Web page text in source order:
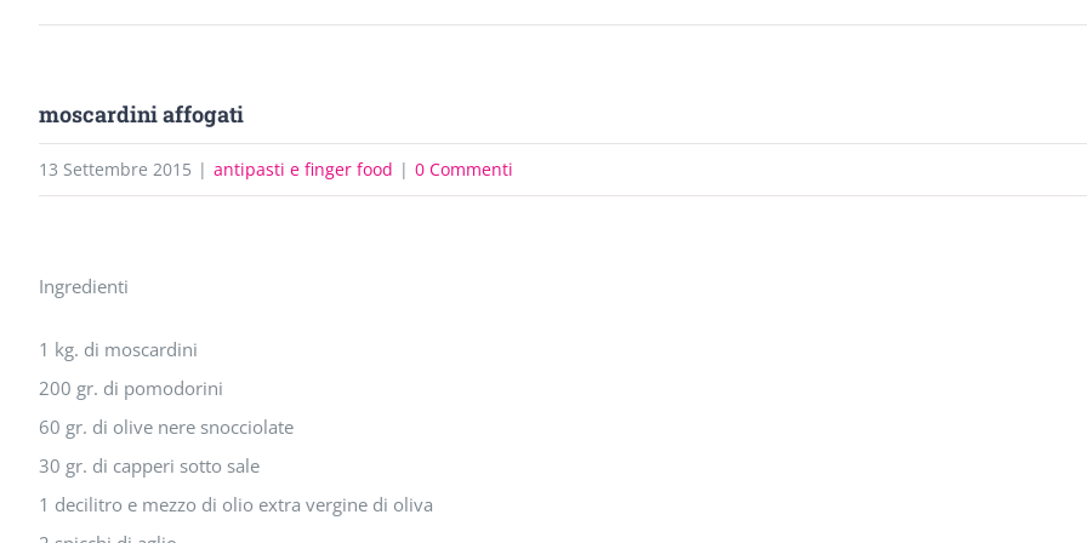
moscardini affogati
13 Settembre 2015 | antipasti e finger food | 0 Commenti
immagine
Ingredienti
1 kg. di moscardini
200 gr. di pomodorini
60 gr. di olive nere snocciolate
30 gr. di capperi sotto sale
1 decilitro e mezzo di olio extra vergine di oliva